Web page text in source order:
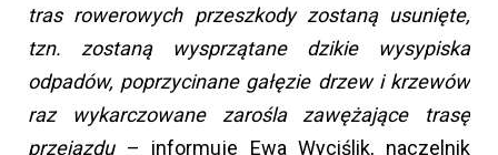
tras rowerowych przeszkody zostaną usunięte,
tzn. zostaną wysprzątane dzikie wysypiska
odpadów, poprzycinane gałęzie drzew i krzewów
raz wykarczowane zarośla zawężające trasę
przejazdu– informuje Ewa Wyciślik, naczelnik